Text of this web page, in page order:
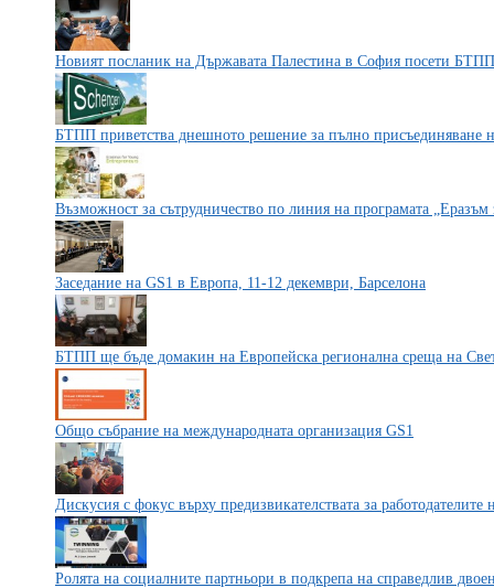
Новият посланик на Държавата Палестина в София посети БТПП
БТПП приветства днешното решение за пълно присъединяване
Възможност за сътрудничество по линия на програмата
Заседание на GS1 в Европа, 11-12 декември, Барселона
БТПП ще бъде домакин на Европейска регионална среща на
Общо събрание на международната организация GS1
Дискусия с фокус върху предизвикателствата за работодателите
Ролята на социалните партньори в подкрепа на справедлив